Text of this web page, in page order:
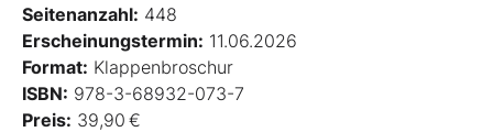
Seitenanzahl: 448
Erscheinungstermin: 11.06.2026
Format: Klappenbroschur
ISBN: 978-3-68932-073-7
Preis: 39,90 €